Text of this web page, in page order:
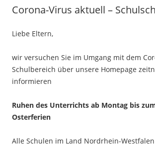
Corona-Virus aktuell –
Liebe Eltern,
wir versuchen Sie im Umgang mit dem
Schulbereich über unsere Homepage
informieren
Ruhen des Unterrichts ab Montag bis
Osterferien
Alle Schulen im Land Nordrhein-